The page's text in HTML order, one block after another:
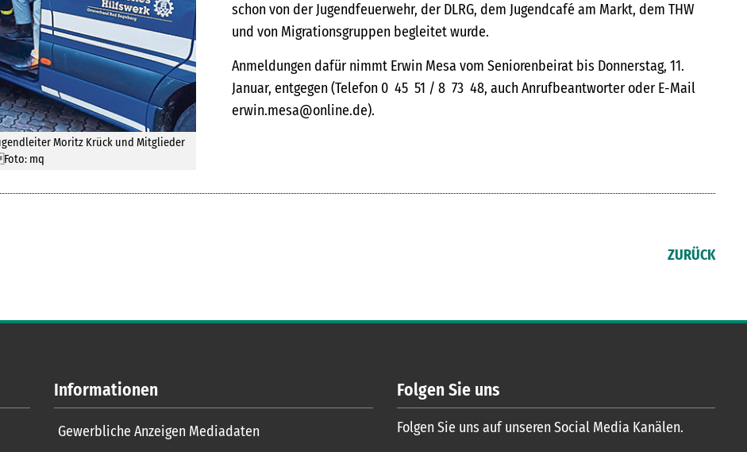
Moritz Krück und Mitglieder
mq
schon von der Jugendfeuerwehr, der DLRG, dem Jugendcafé am Markt, dem THW
und von Migrationsgruppen begleitet wurde.
Anmeldungen dafür nimmt Erwin Mesa vom Seniorenbeirat bis Donnerstag, 11.
Januar, entgegen (Telefon 0 45 51 / 8 73 48, auch Anrufbeantworter oder E-Mail
erwin.mesa@online.de).
ZURÜCK
Informationen
Gewerbliche Anzeigen Mediadaten
Folgen Sie uns
Folgen Sie uns auf unseren Social Media Kanälen.